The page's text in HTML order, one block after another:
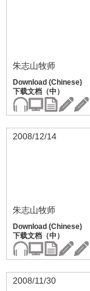
朱志山牧师
2008/12/14
朱志山牧师
2008/11/30